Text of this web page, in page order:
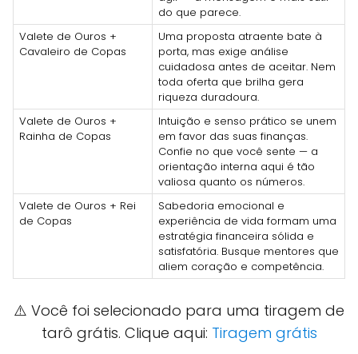
do que parece.
Valete de Ouros +
Cavaleiro de Copas
Uma proposta atraente bate à
porta, mas exige análise
cuidadosa antes de aceitar. Nem
toda oferta que brilha gera
riqueza duradoura.
Valete de Ouros +
Rainha de Copas
Intuição e senso prático se unem
em favor das suas finanças.
Confie no que você sente — a
orientação interna aqui é tão
valiosa quanto os números.
Valete de Ouros + Rei
de Copas
Sabedoria emocional e
experiência de vida formam uma
estratégia financeira sólida e
satisfatória. Busque mentores que
aliem coração e competência.
⚠️ Você foi selecionado para uma tiragem de
tarô grátis. Clique aqui: Tiragem grátis